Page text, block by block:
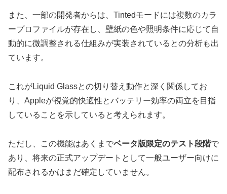
また、一部の開発者からは、Tintedモードには複数のカラ
ープロファイルが存在し、壁紙の色や照明条件に応じて自
動的に微調整される仕組みが実装されているとの分析も出
ています。
これがLiquid Glassとの切り替え動作と深く関係してお
り、Appleが視覚的快適性とバッテリー効率の両立を目指
していることを示していると考えられます。
ただし、この機能はあくまでベータ版限定のテスト段階で
あり、将来の正式アップデートとして一般ユーザー向けに
配布されるかはまだ確定していません。